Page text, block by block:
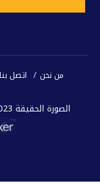
من نحن اتصل بنا
الصورة الحقيقة 2023 © جميع الحقوق محفوظة – تطوير